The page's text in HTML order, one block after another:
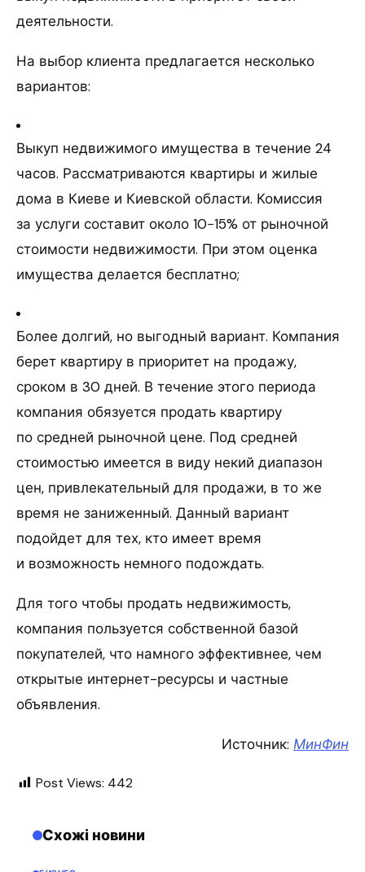
деятельности.
На выбор клиента предлагается несколько
вариантов:
Выкуп недвижимого имущества в течение 24
часов. Рассматриваются квартиры и жилые
дома в Киеве и Киевской области. Комиссия
за услуги составит около 10−15% от рыночной
стоимости недвижимости. При этом оценка
имущества делается бесплатно;
Более долгий, но выгодный вариант. Компания
берет квартиру в приоритет на продажу,
сроком в 30 дней. В течение этого периода
компания обязуется продать квартиру
по средней рыночной цене. Под средней
стоимостью имеется в виду некий диапазон
цен, привлекательный для продажи, в то же
время не заниженный. Данный вариант
подойдет для тех, кто имеет время
и возможность немного подождать.
Для того чтобы продать недвижимость,
компания пользуется собственной базой
покупателей, что намного эффективнее, чем
открытые интернет-ресурсы и частные
объявления.
Источник: МинФин
Post Views: 442
Схожі новини